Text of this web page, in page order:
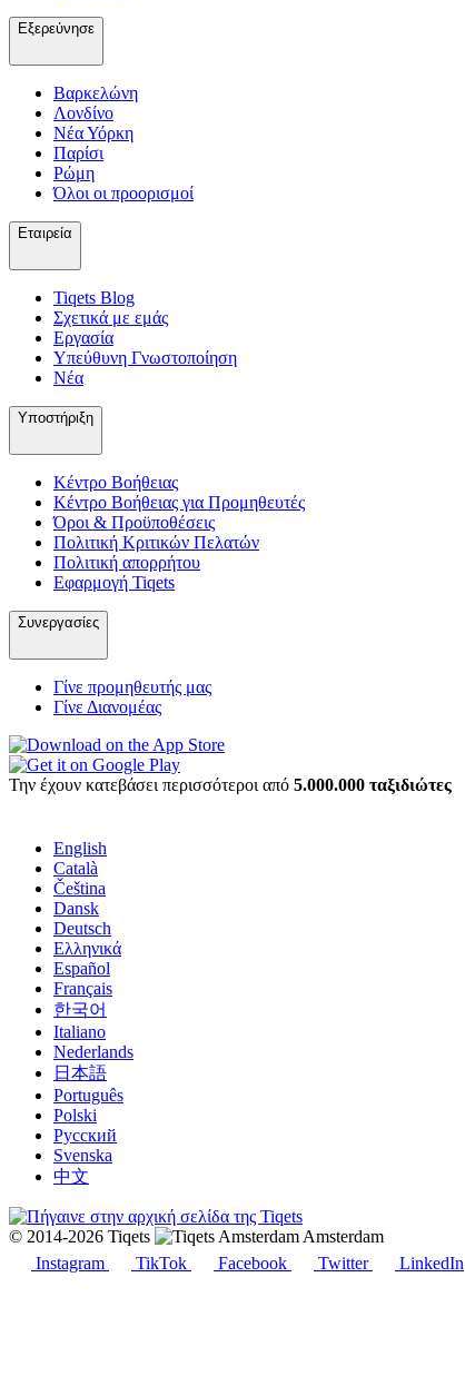
Εξερεύνησε
Βαρκελώνη
Λονδίνο
Νέα Υόρκη
Παρίσι
Ρώμη
Όλοι οι προορισμοί
Εταιρεία
Tiqets Βlog
Σχετικά με εμάς
Εργασία
Υπεύθυνη Γνωστοποίηση
Νέα
Υποστήριξη
Κέντρο Βοήθειας
Κέντρο Βοήθειας για Προμηθευτές
Όροι & Προϋποθέσεις
Πολιτική Κριτικών Πελατών
Πολιτική απορρήτου
Εφαρμογή Tiqets
Συνεργασίες
Γίνε προμηθευτής μας
Γίνε Διανομέας
Την έχουν κατεβάσει περισσότεροι από 5.000.000 ταξιδιώτες
English
Català
Čeština
Dansk
Deutsch
Ελληνικά
Español
Français
한국어
Italiano
Nederlands
日本語
Português
Polski
Русский
Svenska
中文
© 2014-2026 Tiqets
Amsterdam
Instagram
TikTok Facebook Twitter LinkedIn